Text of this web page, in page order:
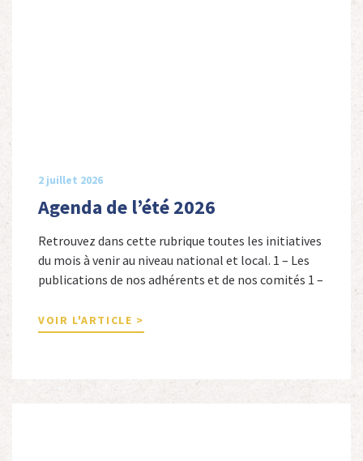
2 juillet 2026
Agenda de l’été 2026
Retrouvez dans cette rubrique toutes les initiatives
du mois à venir au niveau national et local. 1 – Les
publications de nos adhérents et de nos comités 1 –
Cordeboeuf, Christophe Touron et Agnès Dioné,
Nouvelles Sources Éditions, 2026. Ils venaient
autres […]
VOIR L'ARTICLE >